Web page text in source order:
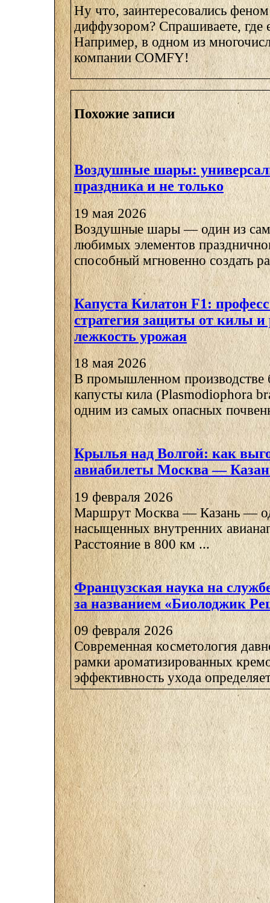
Ну что, заинтересовались
диффузором? Спрашиваете, где
Например, в одном из
компании COMFY!
Похожие записи
Воздушные шары:
праздника и не только
19 мая 2026
Воздушные шары — один из
любимых элементов
способный мгновенно создать
Капуста Килатон F1:
стратегия защиты от килы и
лежкость урожая
18 мая 2026
В промышленном производстве
капусты кила (Plasmodiophora
одним из самых опасных
Крылья над Волгой: как
авиабилеты Москва —
19 февраля 2026
Маршрут Москва — Казань —
насыщенных внутренних
Расстояние в 800 км ...
Французская наука на
за названием «Биолоджик
09 февраля 2026
Современная косметология
рамки ароматизированных
эффективность ухода